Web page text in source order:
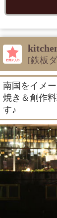
[鉄板
南国をイメ
焼き＆創作
す♪